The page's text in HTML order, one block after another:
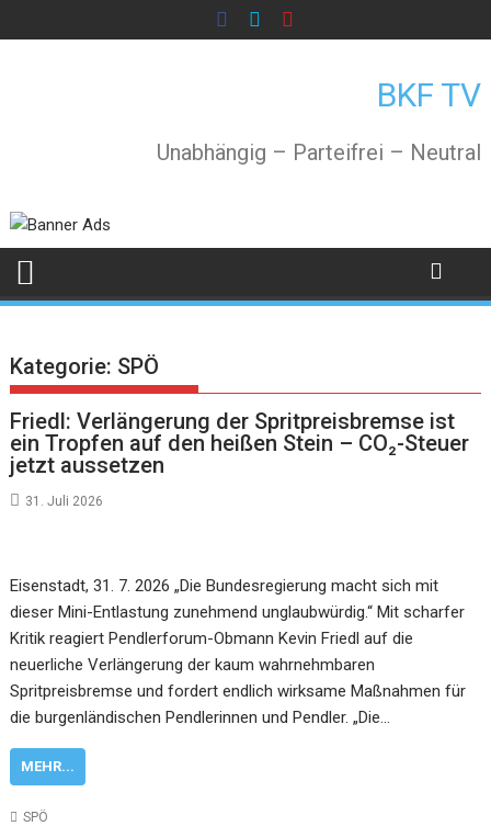
to
BKF TV
Unabhängig – Parteifrei – Neutral
Kategorie: SPÖ
Friedl: Verlängerung der Spritpreisbremse ist
ein Tropfen auf den heißen Stein – CO₂-Steuer
jetzt aussetzen
31. Juli 2026
Eisenstadt, 31. 7. 2026 „Die Bundesregierung macht sich mit
dieser Mini-Entlastung zunehmend unglaubwürdig.“ Mit scharfer
Kritik reagiert Pendlerforum-Obmann Kevin Friedl auf die
neuerliche Verlängerung der kaum wahrnehmbaren
Spritpreisbremse und fordert endlich wirksame Maßnahmen für
die burgenländischen Pendlerinnen und Pendler. „Die…
MEHR...
SPÖ